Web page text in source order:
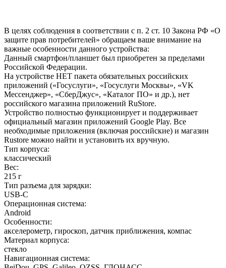
В целях соблюдения в соответствии с п. 2 ст. 10 Закона РФ «О
защите прав потребителей» обращаем ваше внимание на
важные особенности данного устройства:
Данный смартфон/планшет был приобретен за пределами
Российской Федерации.
На устройстве НЕТ пакета обязательных российских
приложений («Госуслуги», «Госуслуги Москвы», «VK
Мессенджер», «СберДжус», «Каталог ПО» и др.), нет
российского магазина приложений RuStore.
Устройство полностью функционирует и поддерживает
официальный магазин приложений Google Play. Все
необходимые приложения (включая российские) и магазин
Rustore можно найти и установить их вручную.
Тип корпуса:
классический
Вес:
215 г
Тип разъема для зарядки:
USB-C
Операционная система:
Android
Особенности:
акселерометр, гироскоп, датчик приближения, компас
Материал корпуса:
стекло
Навигационная система: